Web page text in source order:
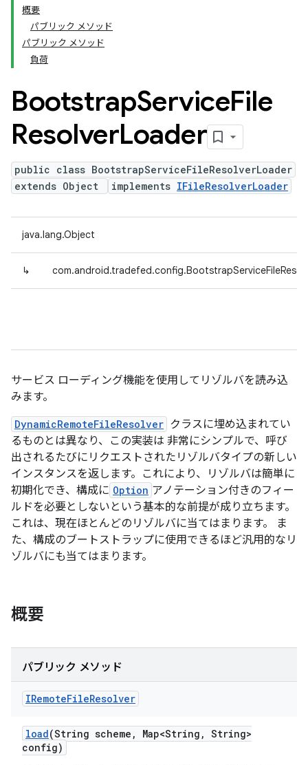
概要
パブリック メソッド
パブリック メソッド
負荷
BootstrapServiceFile
ResolverLoader
public class BootstrapServiceFileResolverLoader
extends Object
implements IFileResolverLoader
java.lang.Object
↳
サービス ローディング機能を使用してリゾルバを読み込
みます。
DynamicRemoteFileResolver クラスに埋め込まれてい
るものとは異なり、この実装は 非常にシンプルで、呼び
出されるたびにリクエストされたリゾルバタイプの新しい
インスタンスを返します。これにより、リゾルバは簡単に
初期化でき、構成に Option アノテーション付きのフィー
ルドを必要としないという基本的な前提が成り立ちます。
これは、現在ほとんどのリゾルバに当てはまります。 ま
た、構成のブートストラップに使用できるほど汎用的なリ
ゾルバにも当てはまります。
概要
パブリック メソッド
IRemoteFileResolver
load(String scheme , Map<String , String>
config)